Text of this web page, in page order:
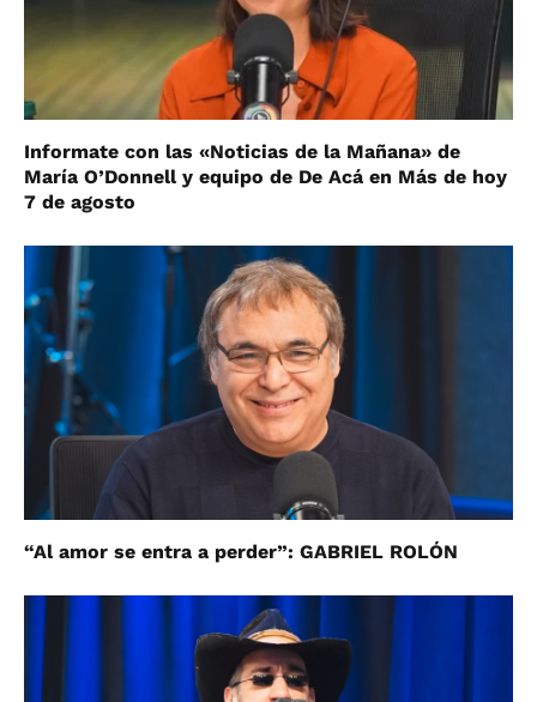
Informate con las «Noticias de la Mañana» de
María O’Donnell y equipo de De Acá en Más de hoy
7 de agosto
“Al amor se entra a perder”: GABRIEL ROLÓN